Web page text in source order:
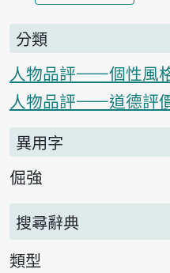
分類
人物品評——個性風
人物品評——道德評
異用字
倔強
搜尋辭典
類型